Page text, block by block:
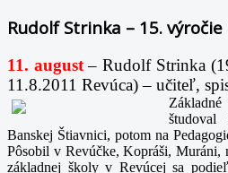
Rudolf Strinka – 15.
11. august – Rudolf Strinka
11.8.2011 Revúca) – učiteľ,
Banskej Štiavnici, potom na
Pôsobil v Revúčke, Kopráši,
základnej školy v Revúcej sa